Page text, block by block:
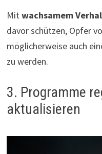
Mit wachsamem
davor schützen, Opfer
möglicherweise auch
zu werden.
3. Programme
aktualisieren